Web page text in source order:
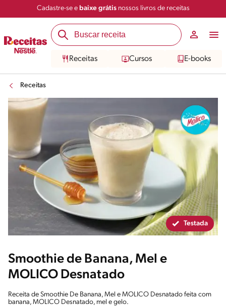
Cadastre-se e baixe grátisnossos livros de receitas
Receitas Cursos E-books
Receitas
Salvar Compartilhar
Testada
Smoothie de Banana, Mel e
MOLICO Desnatado
Receita de Smoothie De Banana, Mel e MOLICO Desnatado feita com
banana, MOLICO Desnatado, mel e gelo.